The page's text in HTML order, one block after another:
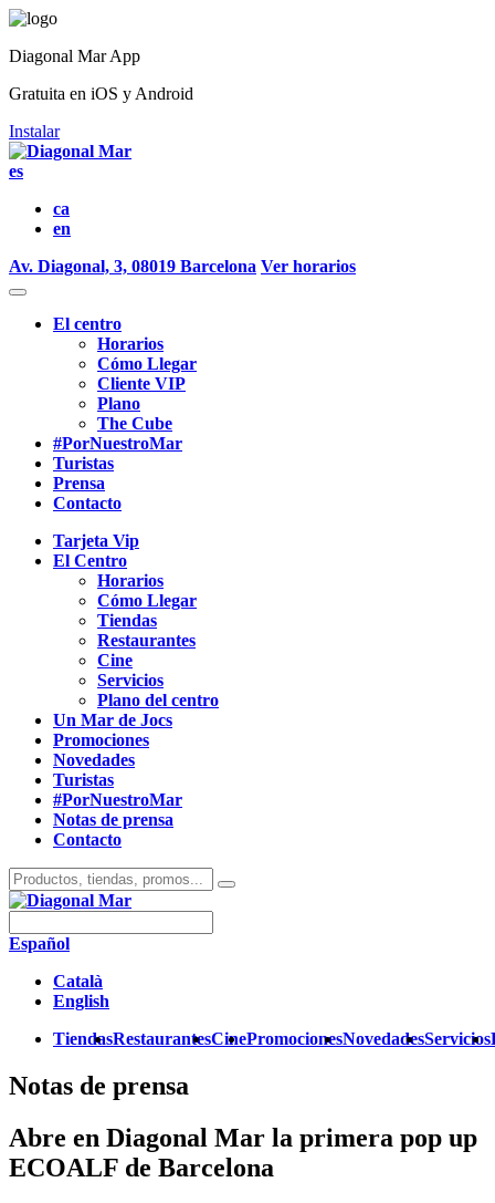
Diagonal Mar App
Gratuita en iOS y Android
Instalar
es
ca
en
Av. Diagonal, 3, 08019 Barcelona Ver horarios
El centro
Horarios
Cómo Llegar
Cliente VIP
Plano
The Cube
#PorNuestroMar
Turistas
Prensa
Contacto
Tarjeta Vip
El Centro
Horarios
Cómo Llegar
Tiendas
Restaurantes
Cine
Servicios
Plano del centro
Un Mar de Jocs
Promociones
Novedades
Turistas
#PorNuestroMar
Notas de prensa
Contacto
Español
Català
English
TiendasRestaurantesCinePromocionesNovedadesServicios
Notas de prensa
Abre en Diagonal Mar la primera pop up
ECOALF de Barcelona